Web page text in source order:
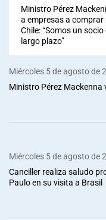
Ministro Pérez
a empresas a
Chile: “Somos un
largo plazo”
Miércoles 5 de agosto de
Ministro Pérez Mackenna
Miércoles 5 de agosto de
Canciller realiza saludo
Paulo en su visita a Brasil